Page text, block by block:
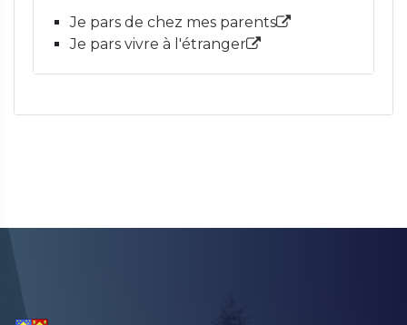
Je pars de chez mes parents
Je pars vivre à l'étranger